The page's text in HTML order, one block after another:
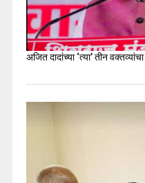
अजित दादांच्या ‘त्या’ तीन